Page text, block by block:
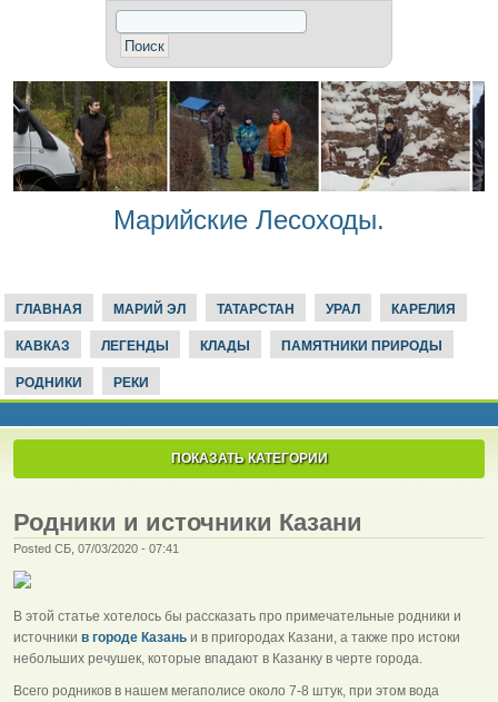
Марийские Лесоходы.
ГЛАВНАЯ МАРИЙ ЭЛ ТАТАРСТАН УРАЛ КАРЕЛИЯ
КАВКАЗ ЛЕГЕНДЫ КЛАДЫ ПАМЯТНИКИ ПРИРОДЫ
РОДНИКИ РЕКИ
ПОКАЗАТЬ КАТЕГОРИИ
Родники и источники Казани
Posted СБ, 07/03/2020 - 07:41
В этой статье хотелось бы рассказать про примечательные родники и
источники в городе Казань и в пригородах Казани, а также про истоки
небольших речушек, которые впадают в Казанку в черте города.
Всего родников в нашем мегаполисе около 7-8 штук, при этом вода